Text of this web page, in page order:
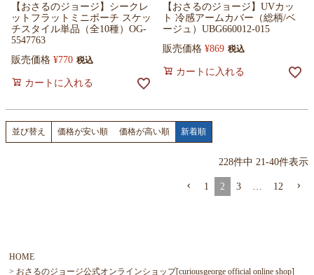
【おさるのジョージ】シークレ
ットフラットミニポーチ スケッ
チスタイル単品（全10種）OG-
5547763
販売価格 ¥770 税込
カートに入れる
【おさるのジョージ】UVカッ
ト 冷感アームカバー（総柄/ベ
ージュ）UBG660012-015
販売価格 ¥869 税込
カートに入れる
並び替え 価格が安い順 価格が高い順 新着順
228件中 21-40件表示
1 2 3 12
HOME
おさるのジョージ公式オンラインショップ[curiousgeorge official online shop]